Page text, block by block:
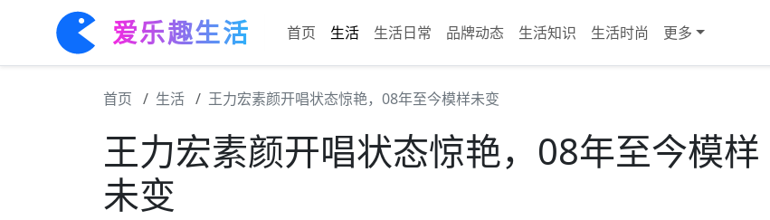
爱乐趣生活 首页 生活 生活日常 品牌动态 生活知识 生活时尚 更多
首页 生活 王力宏素颜开唱状态惊艳，08年至今模样未变
王力宏素颜开唱状态惊艳，08年至今模样
未变